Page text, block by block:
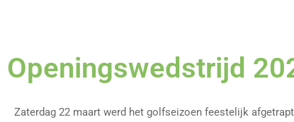
Openingswedstrijd
Zaterdag 22 maart werd het golfseizoen feestelijk